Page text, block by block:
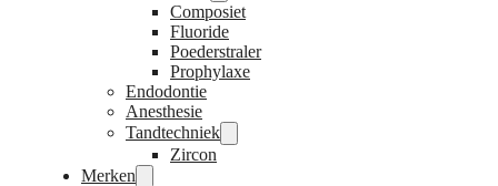
Composiet
Fluoride
Poederstraler
Prophylaxe
Endodontie
Anesthesie
Tandtechniek
Zircon
Merken